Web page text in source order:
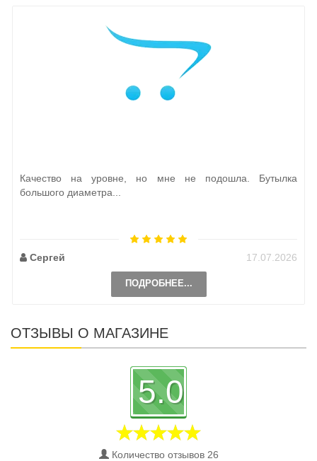
Качество на уровне, но мне не подошла. Бутылка
большого диаметра...
Сергей 17.07.2026
ПОДРОБНЕЕ...
ОТЗЫВЫ О МАГАЗИНЕ
5.0
Количество отзывов 26